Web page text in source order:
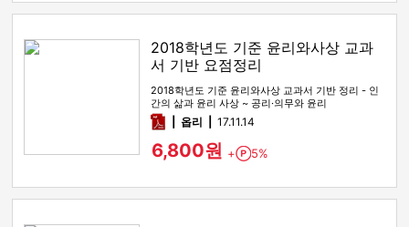
2018학년도 기준 윤리와사상 교과
서 기반 요점정리
2018학년도 기준 윤리와사상 교과서 기반 정리 - 인
간의 삶과 윤리 사상 ~ 공리·의무와 윤리
pdf옵리 17.11.14
6,800원 + Point
5%